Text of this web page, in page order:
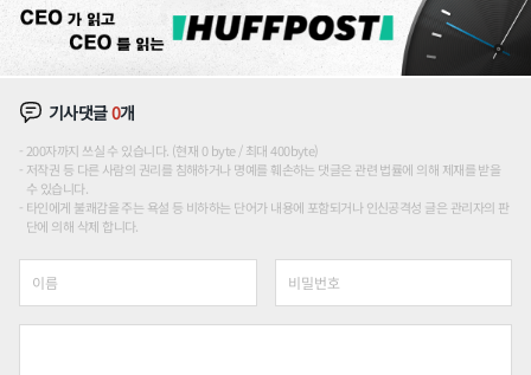
기사댓글0개
200자까지 쓰실 수 있습니다. (현재 0 byte / 최대 400byte)
저작권 등 다른 사람의 권리를 침해하거나 명예를 훼손하는 댓글은 관련 법률에 의해 제재를 받을
수 있습니다.
타인에게 불쾌감을 주는 욕설 등 비하하는 단어가 내용에 포함되거나 인신공격성 글은 관리자의 판
단에 의해 삭제 합니다.